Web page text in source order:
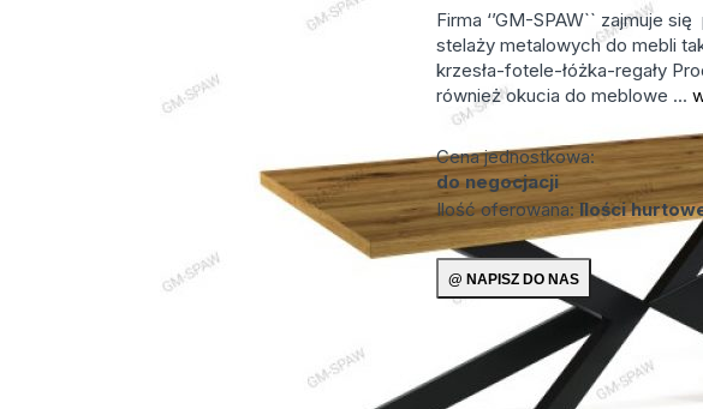
Firma ‘’GM-SPAW`` zajmuje
stelaży metalowych do mebli
krzesła-fotele-łóżka-regały
również okucia do meblowe ...
Cena jednostkowa:
do negocjacji
Ilość oferowana:Ilości